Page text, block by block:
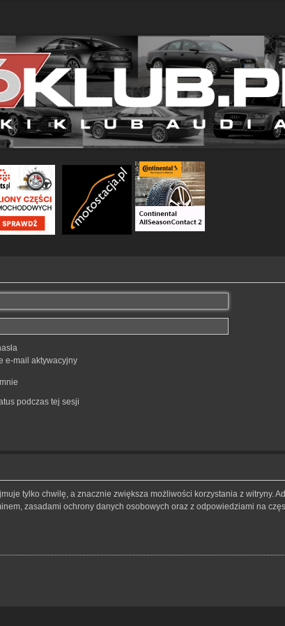
e-mail aktywacyjny
podczas tej sesji
tylko chwilę, a znacznie zwiększa możliwości korzystania z witryny.
zasadami ochrony danych osobowych oraz z odpowiedziami na